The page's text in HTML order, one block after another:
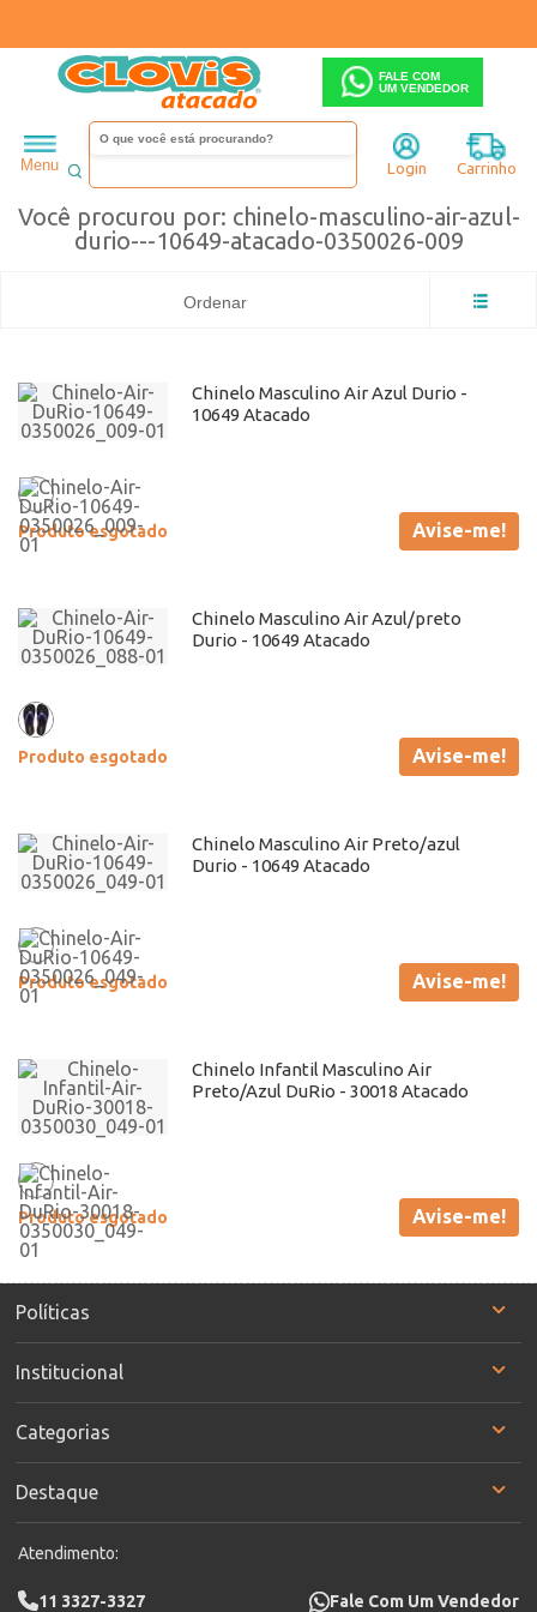
FALE COM
UM VENDEDOR
Menu Login Carrinho
chinelo-masculino-air-azul-durio---10649-atacado-0350026-009
Você procurou por: chinelo-masculino-air-azul-
durio---10649-atacado-0350026-009
Ordenar
Chinelo Masculino Air Azul Durio -
10649 Atacado
Produto esgotado Avise-me!
Chinelo Masculino Air Azul/preto
Durio - 10649 Atacado
Produto esgotado Avise-me!
Chinelo Masculino Air Preto/azul
Durio - 10649 Atacado
Produto esgotado Avise-me!
Chinelo Infantil Masculino Air
Preto/Azul DuRio - 30018 Atacado
Produto esgotado Avise-me!
Políticas
Institucional
Categorias
Destaque
Atendimento:
11 3327-3327 Fale Com Um Vendedor